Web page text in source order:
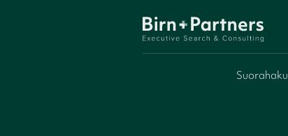
Suorahaku